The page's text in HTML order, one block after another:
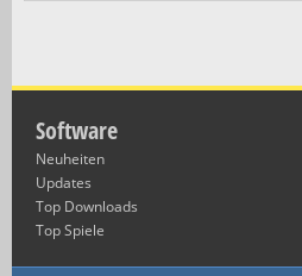
Software
Neuheiten
Updates
Top Downloads
Top Spiele